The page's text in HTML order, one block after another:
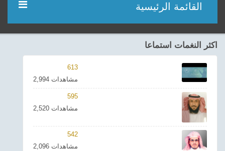
القائمة الرئيسية
مؤديين
شعر
اناشيد
ادعية
احدث الفيديوهات
اكثر النغمات استماعا
613
2,994 مشاهدات
595
2,520 مشاهدات
542
2,096 مشاهدات